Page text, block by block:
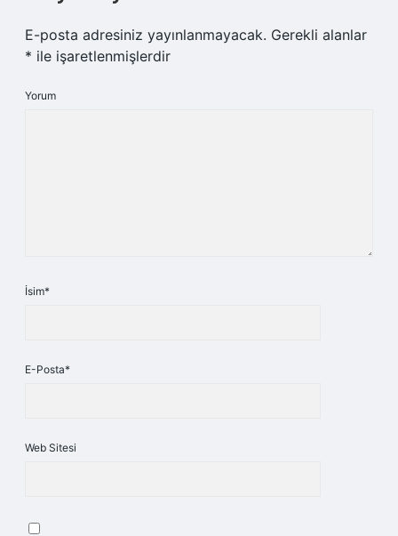
E-posta adresiniz yayınlanmayacak. Gerekli alanlar
* ile işaretlenmişlerdir
Yorum
İsim*
E-Posta*
Web Sitesi